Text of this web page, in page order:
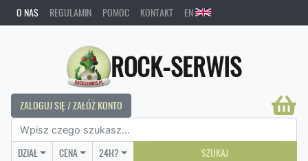
O NAS REGULAMIN POMOC KONTAKT EN
ROCK-SERWIS
ZALOGUJ SIĘ / ZAŁÓŻ KONTO
DZIAŁ CENA 24H? SZUKAJ